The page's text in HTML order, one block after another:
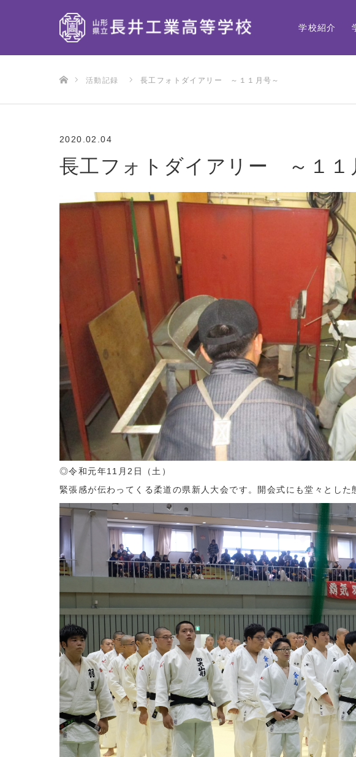
学校紹介
活動記録 長工フォトダイアリー ～１１月号～
2020.02.04
長工フォトダイアリー ～１１
◎令和元年11月2日（土）
緊張感が伝わってくる柔道の県新人大会です。開会式にも堂々とした